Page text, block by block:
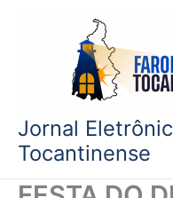
Jornal
Tocantinense